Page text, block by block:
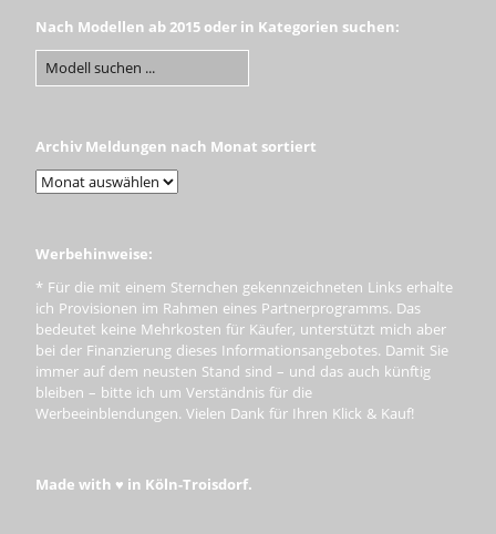
Nach Modellen ab 2015 oder in Kategorien suchen:
Archiv Meldungen nach Monat sortiert
Werbehinweise:
* Für die mit einem Sternchen gekennzeichneten Links erhalte
ich Provisionen im Rahmen eines Partnerprogramms. Das
bedeutet keine Mehrkosten für Käufer, unterstützt mich aber
bei der Finanzierung dieses Informationsangebotes. Damit Sie
immer auf dem neusten Stand sind – und das auch künftig
bleiben – bitte ich um Verständnis für die
Werbeeinblendungen. Vielen Dank für Ihren Klick & Kauf!
Made with ♥ in Köln-Troisdorf.